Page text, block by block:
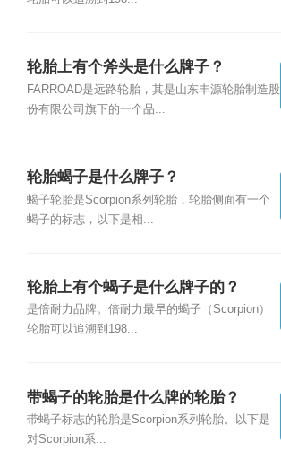
轮胎上有个斧头是什么牌子？
FARROAD是远路轮胎，其是山东丰源轮胎制造股
份有限公司旗下的一个品...
轮胎蝎子是什么牌子？
蝎子轮胎是Scorpion系列轮胎，轮胎侧面有一个
蝎子的标志，以下是相...
轮胎上有个蝎子是什么牌子的？
是倍耐力品牌。倍耐力最早的蝎子（Scorpion）
轮胎可以追溯到198...
带蝎子的轮胎是什么牌的轮胎？
带蝎子标志的轮胎是Scorpion系列轮胎。以下是
对Scorpion系...